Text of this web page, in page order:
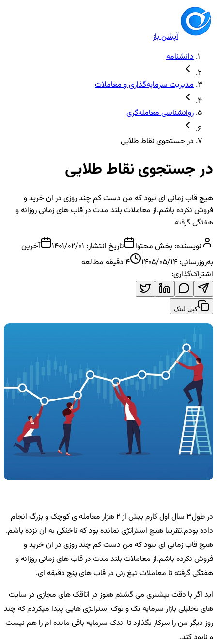
آپشن باز
دانشنامه
مدیریت سرمایه‌گذاری و معاملات
روانشناسی معامله‌گری
در جستجوی نقاط طلایی
در جستجوی نقاط طلایی
هیچ قاب زمانی ای نبود که من دست کم چند روزی در ان خرید و
فروش نکرده باشم.از معاملات بلند مدت در قاب های زمانی روزانه و
هفتگی گرفته
نویسنده: بخش محتوا تاریخ انتشار: 1401/02/01
آخرین
به‌روزرسانی: 1405/05/14
4 دقیقه مطالعه
اشتراک‌گذاری:
کپی لینک
در طول3 سال اول کارم بیش از 2 هزار معامله ی کوچک و بزرگ انجام
داده بودم.تقریبا هیچ استراتژی نمانده بود که ناخنکی به ان نزده باشم.
هیچ قاب زمانی ای نبود که من دست کم چند روزی در ان خرید و
فروش نکرده باشم.از معاملات بلند مدت در قاب های زمانی روزانه و
هفتگی گرفته تا معاملات تیغ زنی در قاب های پنج دقیقه ای.
اید اگر با دقت بیشتری می گشتم هنوز در اتاقک های مجازی در سایت
های تحلیلی بازار سرمایه تک و توک استراتژی هایی پیدا میکردم که چند
روز دیگر من را سرکار بگذارد تا اندک سرمایه باقی مانده ام را هم نیست